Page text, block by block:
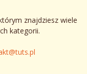
znajdziesz wiele
kategorii.